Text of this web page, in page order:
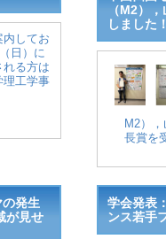
してお
日）に
る方は
理工学事
（M2）
しました
M2）
長賞を
発生
が見せ
学会発表
ンス若手